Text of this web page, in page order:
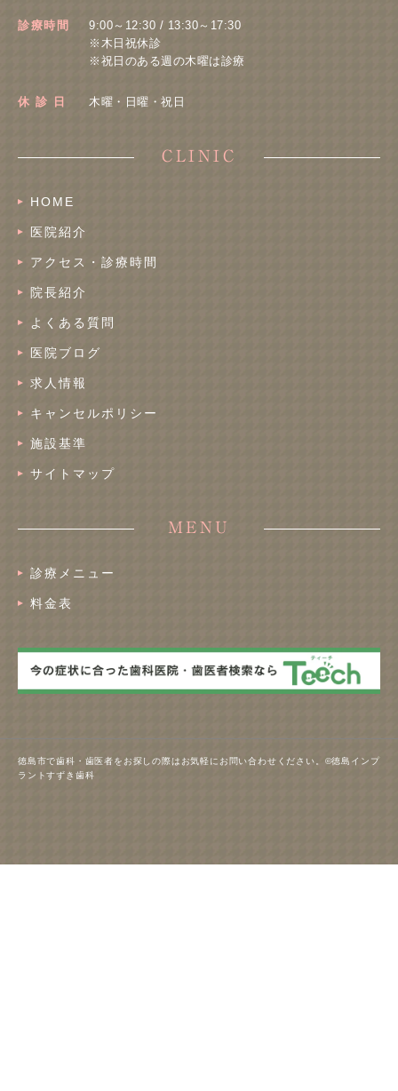
診療時間
9:00～12:30 / 13:30～17:30
※木日祝休診
※祝日のある週の木曜は診療
休 診 日 木曜・日曜・祝日
CLINIC
HOME
医院紹介
アクセス・診療時間
院長紹介
よくある質問
医院ブログ
求人情報
キャンセルポリシー
施設基準
サイトマップ
MENU
診療メニュー
料金表
徳島市で歯科・歯医者をお探しの際はお気軽にお問い合わせください。©徳島インプ
ラントすずき歯科